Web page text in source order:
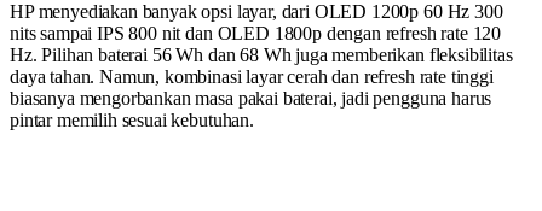
HP menyediakan banyak opsi layar, dari OLED 1200p 60 Hz 300
nits sampai IPS 800 nit dan OLED 1800p dengan refresh rate 120
Hz. Pilihan baterai 56 Wh dan 68 Wh juga memberikan fleksibilitas
daya tahan. Namun, kombinasi layar cerah dan refresh rate tinggi
biasanya mengorbankan masa pakai baterai, jadi pengguna harus
pintar memilih sesuai kebutuhan.